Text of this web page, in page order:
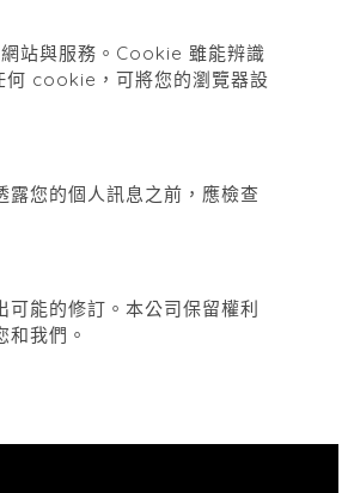
站與服務。 Cookie 雖能辨識
何 cookie ，可將您的瀏覽器設
露您的個人訊息之前，應檢查
能的修訂。本公司保留權利
我們。